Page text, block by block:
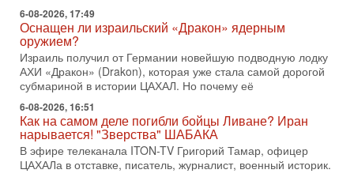
6-08-2026, 16:51
Как на самом деле погибли бойцы Ливане? Иран
нарывается! "Зверства" ШАБАКА
В эфире телеканала ITON-TV Григорий Тамар, офицер
ЦАХАЛа в отставке, писатель, журналист, военный историк.
Ведет программу Александр Гур-Арье.
6-08-2026, 08:20
«Дракон» усилил ВМС Израиля - НОВОСТИ
06/08/2026
Германия передала Израилю новейшую подводную лодку
АХИ «Дракон», которую называют самой мощной
субмариной на Ближнем Востоке. Передача прошла на